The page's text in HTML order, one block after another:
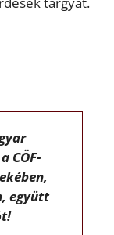
CÖF-
együtt